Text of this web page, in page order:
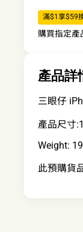
滿$1享$59
購買指定產
產品詳
三眼仔
產品尺寸
Weight:
此預購貨